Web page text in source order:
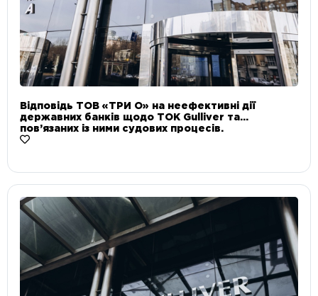
Відповідь ТОВ «ТРИ О» на неефективні дії
державних банків щодо ТОК Gulliver та
пов’язаних із ними судових процесів.